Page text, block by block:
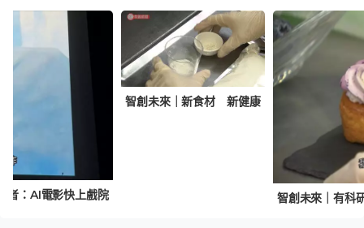
：AI電影快上戲院
智創未來｜新食材 新健康